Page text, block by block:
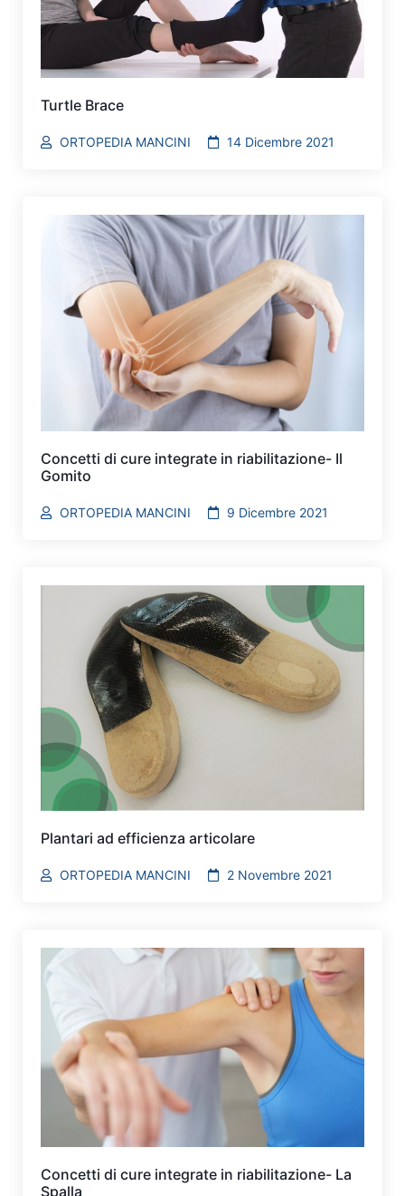
Turtle Brace
ORTOPEDIA MANCINI 14 Dicembre 2021
Concetti di cure integrate in riabilitazione- Il
Gomito
ORTOPEDIA MANCINI 9 Dicembre 2021
Plantari ad efficienza articolare
ORTOPEDIA MANCINI 2 Novembre 2021
Concetti di cure integrate in riabilitazione- La
Spalla